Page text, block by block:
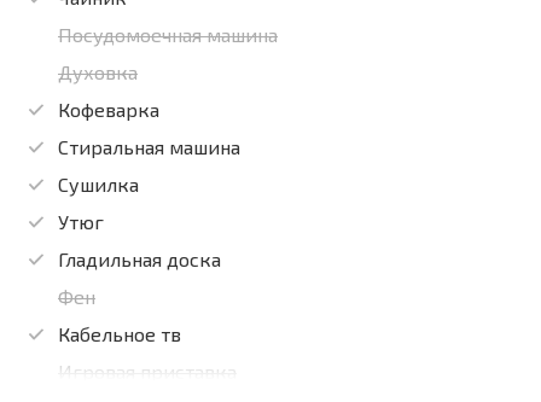
Посудомоечная машина
Духовка
Кофеварка
Стиральная машина
Сушилка
Утюг
Гладильная доска
Фен
Кабельное тв
Игровая приставка